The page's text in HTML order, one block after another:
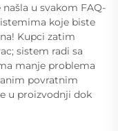
u svakom FAQ-
koje biste
Kupci zatim
sistem radi sa
manje problema
povratnim
u proizvodnji dok